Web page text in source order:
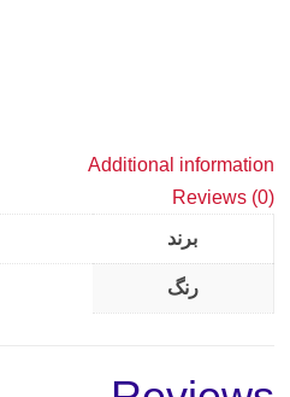
Additional information
Reviews (0)
برند
رنگ